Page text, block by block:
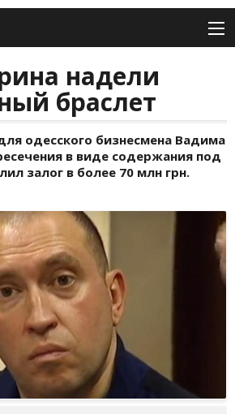
надели
браслет
одесского бизнесмена Вадима
в виде содержания под
залог в более 70 млн грн.